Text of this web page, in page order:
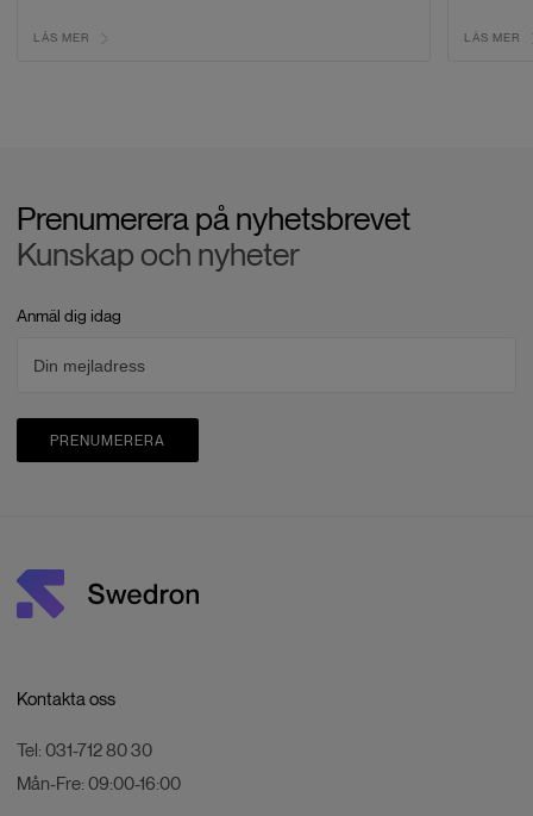
LÄS MER LÄS MER
Prenumerera på nyhetsbrevet
Kunskap och nyheter
Anmäl dig idag
PRENUMERERA
Kontakta oss
Tel: 031-712 80 30
Mån-Fre: 09:00-16:00